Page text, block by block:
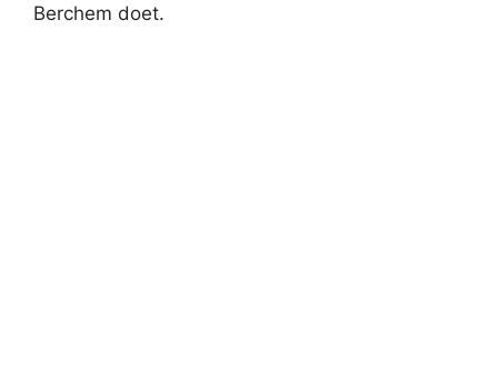
Berchem doet.